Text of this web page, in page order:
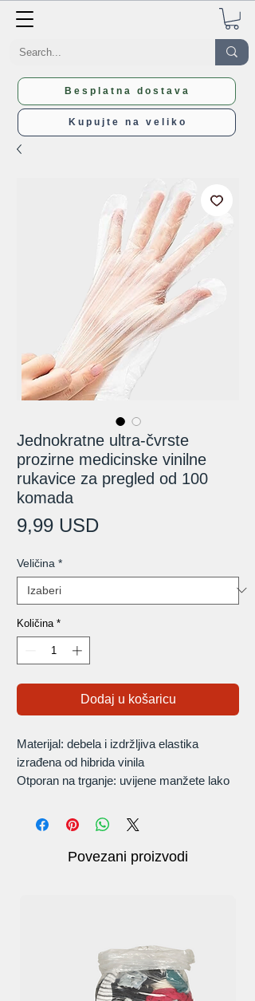
Besplatna dostava
Kupujte na veliko
Jednokratne ultra-čvrste
prozirne medicinske vinilne
rukavice za pregled od 100
komada
9,99 USDCijena
Veličina *
Količina *
Dodaj u košaricu
Materijal: debela i izdržljiva elastika
izrađena od hibrida vinila
Otporan na trganje: uvijene manžete lako
stavljaju i brzo rastavljaju.
Jednostavan za čišćenje i pristup:
praktična distribucijska vrećica održava
Povezani proizvodi